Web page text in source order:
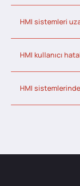
HMI sistemleri
HMI kullanıcı
HMI